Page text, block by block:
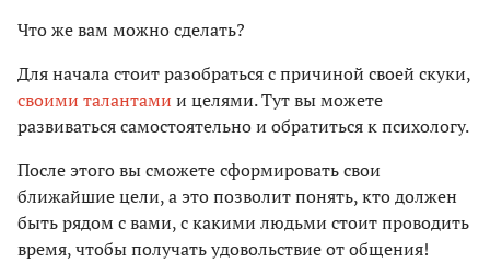
Что же вам можно сделать?
Для начала стоит разобраться с причиной своей скуки,
своими талантами и целями. Тут вы можете
развиваться самостоятельно и обратиться к психологу.
После этого вы сможете сформировать свои
ближайшие цели, а это позволит понять, кто должен
быть рядом с вами, с какими людьми стоит проводить
время, чтобы получать удовольствие от общения!